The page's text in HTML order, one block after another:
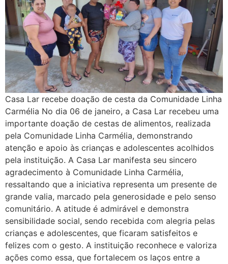
Casa Lar recebe doação de cesta da Comunidade Linha
Carmélia No dia 06 de janeiro, a Casa Lar recebeu uma
importante doação de cestas de alimentos, realizada
pela Comunidade Linha Carmélia, demonstrando
atenção e apoio às crianças e adolescentes acolhidos
pela instituição. A Casa Lar manifesta seu sincero
agradecimento à Comunidade Linha Carmélia,
ressaltando que a iniciativa representa um presente de
grande valia, marcado pela generosidade e pelo senso
comunitário. A atitude é admirável e demonstra
sensibilidade social, sendo recebida com alegria pelas
crianças e adolescentes, que ficaram satisfeitos e
felizes com o gesto. A instituição reconhece e valoriza
ações como essa, que fortalecem os laços entre a